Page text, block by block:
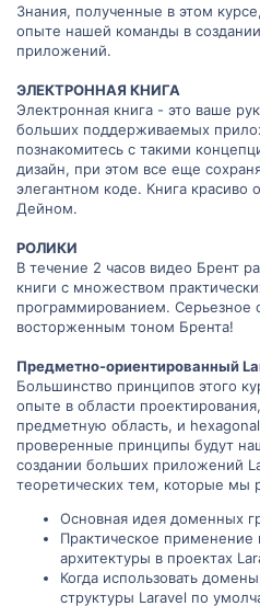
Знания, полученные в этом
опыте нашей команды в
приложений.
ЭЛЕКТРОННАЯ КНИГА
Электронная книга - это ваше
больших поддерживаемых
познакомитесь с такими
дизайн, при этом все еще
элегантном коде. Книга
Дейном.
РОЛИКИ
В течение 2 часов видео Брент
книги с множеством
программированием. Серьезное
восторженным тоном Брента!
Предметно-ориентированный
Большинство принципов этого
опыте в области
предметную область, и
проверенные принципы будут
создании больших приложений
теоретических тем, которые мы
Основная идея доменных
Практическое применение
архитектуры в проектах
Когда использовать
структуры Laravel по